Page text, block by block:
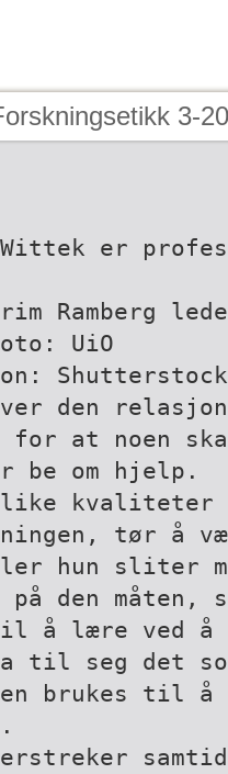
3-
er
Ramberg
UiO
Shutterstock
den
for at noen
be om hjelp.
kvaliteter
tør å
hun sliter
på den
å lære ved
til seg det
brukes til å